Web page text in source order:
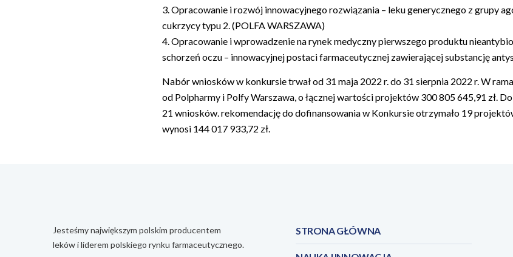
3. Opracowanie i rozwój innowacyjnego rozwiązania – leku generycznego z grupy
cukrzycy typu 2. (POLFA WARSZAWA)
4. Opracowanie i wprowadzenie na rynek medyczny pierwszego produktu
schorzeń oczu – innowacyjnej postaci farmaceutycznej zawierającej substancję
Nabór wniosków w konkursie trwał od 31 maja 2022 r. do 31 sierpnia 2022 r. W
od Polpharmy i Polfy Warszawa, o łącznej wartości projektów 300 805 645,91 zł.
21 wniosków. rekomendację do dofinansowania w Konkursie otrzymało 19
wynosi 144 017 933,72 zł.
Jesteśmy największym polskim producentem
leków i liderem polskiego rynku farmaceutycznego.
STRONA GŁÓWNA